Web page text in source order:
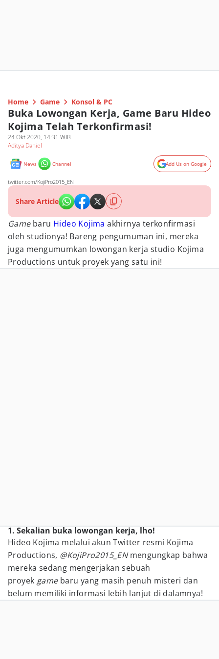
Home Game Konsol & PC
Buka Lowongan Kerja, Game Baru Hideo
Kojima Telah Terkonfirmasi!
24 Okt 2020, 14:31 WIB
Aditya Daniel
News Channel Add Us on Google
twitter.com/KojiPro2015_EN
Share Article
Game baru Hideo Kojima akhirnya terkonfirmasi
oleh studionya! Bareng pengumuman ini, mereka
juga mengumumkan lowongan kerja studio Kojima
Productions untuk proyek yang satu ini!
1. Sekalian buka lowongan kerja, lho!
Hideo Kojima melalui akun Twitter resmi Kojima
Productions, @KojiPro2015_ENmengungkap bahwa
mereka sedang mengerjakan sebuah
proyek game baru yang masih penuh misteri dan
belum memiliki informasi lebih lanjut di dalamnya!